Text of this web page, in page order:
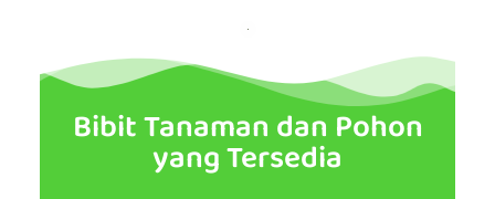
Bibit Tanaman dan Pohon
yang Tersedia